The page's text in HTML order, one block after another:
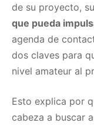
de su proyecto,
que pueda
agenda de
dos claves para
nivel amateur al
Esto explica por
cabeza a buscar